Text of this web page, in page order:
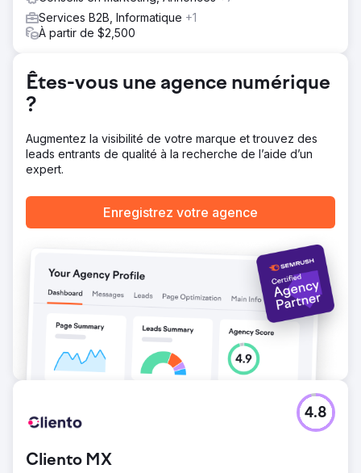
Résultat
PA est un atout dans les structures de nos initiatives
désirs, puis à leur permettre de proposer des solutions
avec notre équipe. Ils sont axés sur les processus et sont
un partenaire essentiel de notre croissance des ventes.
Vers la page de l'agence
Services B2B, Informatique +1
À partir de $2,500
Êtes-vous une agence numérique
?
Augmentez la visibilité de votre marque et trouvez des
leads entrants de qualité à la recherche de l’aide d’un
expert.
Enregistrez votre agence
Cliento MX
4.8